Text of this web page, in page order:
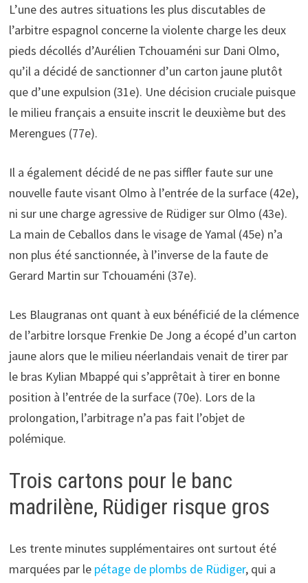
L’une des autres situations les plus discutables de
l’arbitre espagnol concerne la violente charge les deux
pieds décollés d’Aurélien Tchouaméni sur Dani Olmo,
qu’il a décidé de sanctionner d’un carton jaune plutôt
que d’une expulsion (31e). Une décision cruciale puisque
le milieu français a ensuite inscrit le deuxième but des
Merengues (77e).
Il a également décidé de ne pas siffler faute sur une
nouvelle faute visant Olmo à l’entrée de la surface (42e),
ni sur une charge agressive de Rüdiger sur Olmo (43e).
La main de Ceballos dans le visage de Yamal (45e) n’a
non plus été sanctionnée, à l’inverse de la faute de
Gerard Martin sur Tchouaméni (37e).
Les Blaugranas ont quant à eux bénéficié de la clémence
de l’arbitre lorsque Frenkie De Jong a écopé d’un carton
jaune alors que le milieu néerlandais venait de tirer par
le bras Kylian Mbappé qui s’apprêtait à tirer en bonne
position à l’entrée de la surface (70e). Lors de la
prolongation, l’arbitrage n’a pas fait l’objet de
polémique.
Trois cartons pour le banc
madrilène, Rüdiger risque gros
Les trente minutes supplémentaires ont surtout été
marquées par le pétage de plombs de Rüdiger, qui a